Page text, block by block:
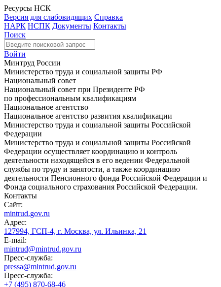
Ресурсы НСК
Версия для слабовидящих Справка
НАРК НСПК Документы Контакты
Поиск
Войти
Минтруд России
Министерство труда и социальной защиты РФ
Национальный совет
Национальный совет при Президенте РФ
по профессиональным квалификациям
Национальное агентство
Национальное агентство развития квалификации
Министерство труда и социальной защиты Российской
Федерации
Министерство труда и социальной защиты Российской
Федерации осуществляет координацию и контроль
деятельности находящейся в его ведении Федеральной
службы по труду и занятости, а также координацию
деятельности Пенсионного фонда Российской Федерации и
Фонда социального страхования Российской Федерации.
Контакты
Сайт:
mintrud.gov.ru
Адрес:
127994, ГСП-4, г. Москва, ул. Ильинка, 21
E-mail:
mintrud@mintrud.gov.ru
Пресс-служба:
pressa@mintrud.gov.ru
Пресс-служба:
+7 (495) 870-68-46